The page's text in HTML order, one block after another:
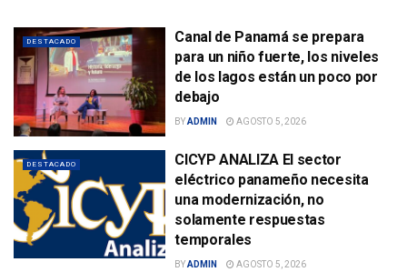
DESTACADO
Canal de Panamá se prepara
para un niño fuerte, los niveles
de los lagos están un poco por
debajo
BYADMIN AGOSTO 5, 2026
DESTACADO
CICYP ANALIZA El sector
eléctrico panameño necesita
una modernización, no
solamente respuestas
temporales
BYADMIN AGOSTO 5, 2026